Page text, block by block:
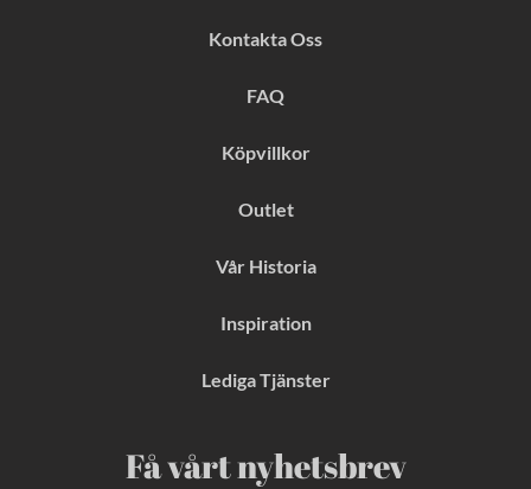
Kontakta Oss
FAQ
Köpvillkor
Outlet
Vår Historia
Inspiration
Lediga Tjänster
Få vårt nyhetsbrev
b
o
g
a
m